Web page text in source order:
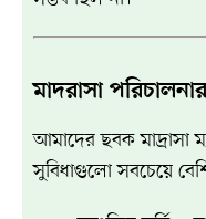
মাদরাসা
আমাদের ছবক মাদ্রাসা
সুবিধাগুলো সবচেয়ে